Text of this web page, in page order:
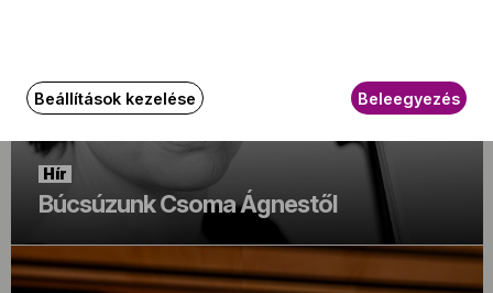
Hír
Búcsúzunk Csoma Ágnestől
Beállítások kezelése Beleegyezés